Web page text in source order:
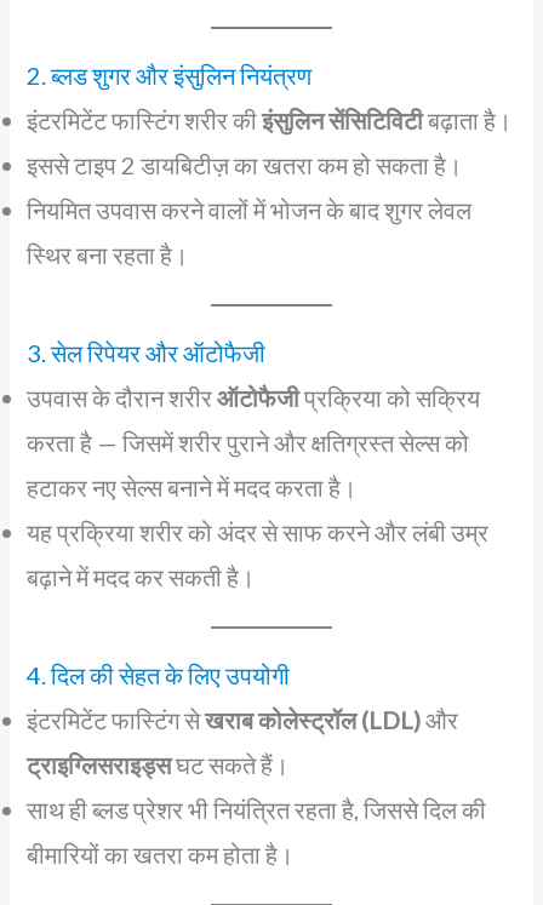
2. ब्लड शुगर और इंसुलिन नियंत्रण
इंटरमिटेंट फास्टिंग शरीर कीइंसुलिन सेंसिटिविटीबढ़ाता है।
इससे टाइप 2 डायबिटीज़ का खतरा कम हो सकता है।
नियमित उपवास करने वालों में भोजन के बाद शुगर लेवल
स्थिर बना रहता है।
3. सेल रिपेयर और ऑटोफैजी
उपवास के दौरान शरीरऑटोफैजीप्रक्रिया को सक्रिय
करता है — जिसमें शरीर पुराने और क्षतिग्रस्त सेल्स को
हटाकर नए सेल्स बनाने में मदद करता है।
यह प्रक्रिया शरीर को अंदर से साफ करने और लंबी उम्र
बढ़ाने में मदद कर सकती है।
4. दिल की सेहत के लिए उपयोगी
इंटरमिटेंट फास्टिंग सेखराब कोलेस्ट्रॉल (LDL)और
ट्राइग्लिसराइड्सघट सकते हैं।
साथ ही ब्लड प्रेशर भी नियंत्रित रहता है, जिससे दिल की
बीमारियों का खतरा कम होता है।